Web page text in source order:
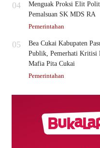
04
Menguak Proksi Elit
Pemalsuan SK MDS RA
Pemerintahan
05
Bea Cukai Kabupaten
Publik, Pemerhati Kritisi
Mafia Pita Cukai
Pemerintahan